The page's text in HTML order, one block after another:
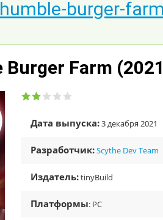
burger-
Burger Farm
Дата выпуска:3 декабря 2021
Разработчик:Scythe Dev Team
Издатель:tinyBuild
Платформы: PC